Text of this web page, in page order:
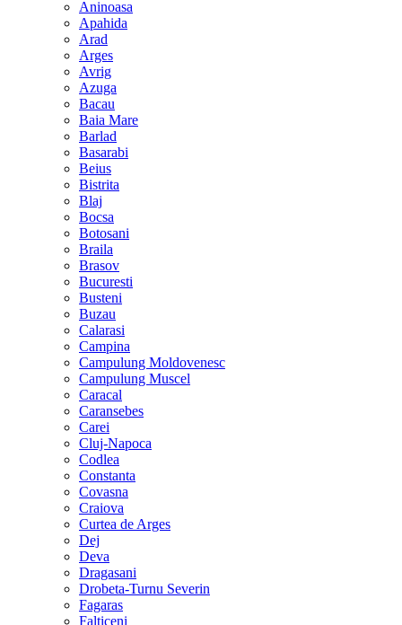
Aninoasa
Apahida
Arad
Arges
Avrig
Azuga
Bacau
Baia Mare
Barlad
Basarabi
Beius
Bistrita
Blaj
Bocsa
Botosani
Braila
Brasov
Bucuresti
Busteni
Buzau
Calarasi
Campina
Campulung Moldovenesc
Campulung Muscel
Caracal
Caransebes
Carei
Cluj-Napoca
Codlea
Constanta
Covasna
Craiova
Curtea de Arges
Dej
Deva
Dragasani
Drobeta-Turnu Severin
Fagaras
Falticeni